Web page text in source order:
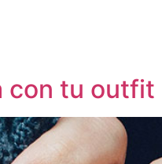
con tu outfit